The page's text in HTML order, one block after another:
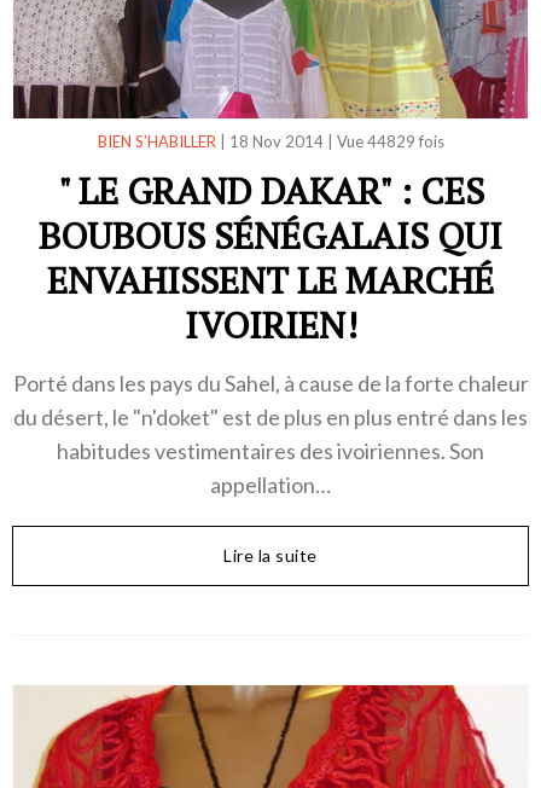
BIEN S’HABILLER 18 Nov 2014| Vue 44829 fois
" LE GRAND DAKAR" : CES
BOUBOUS SÉNÉGALAIS QUI
ENVAHISSENT LE MARCHÉ
IVOIRIEN!
Porté dans les pays du Sahel, à cause de la forte chaleur
du désert, le "n'doket" est de plus en plus entré dans les
habitudes vestimentaires des ivoiriennes. Son
appellation…
Lire la suite